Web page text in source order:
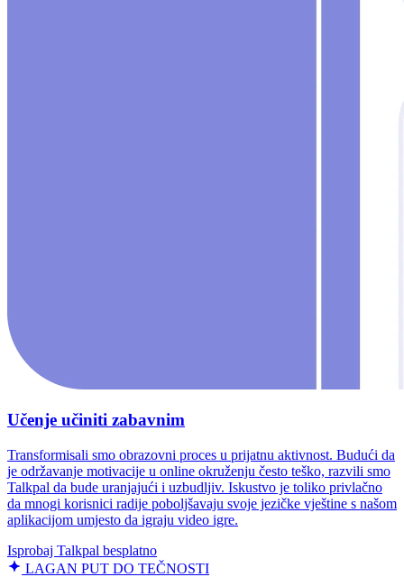
Učenje učiniti zabavnim
Transformisali smo obrazovni proces u prijatnu aktivnost. Budući da
je održavanje motivacije u online okruženju često teško, razvili smo
Talkpal da bude uranjajući i uzbudljiv. Iskustvo je toliko privlačno
da mnogi korisnici radije poboljšavaju svoje jezičke vještine s našom
aplikacijom umjesto da igraju video igre.
Isprobaj Talkpal besplatno
LAGAN PUT DO TEČNOSTI